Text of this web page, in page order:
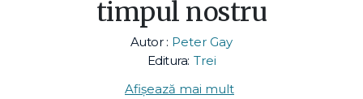
timpul nostru
Autor : Peter Gay
Editura: Trei
Afișează mai mult